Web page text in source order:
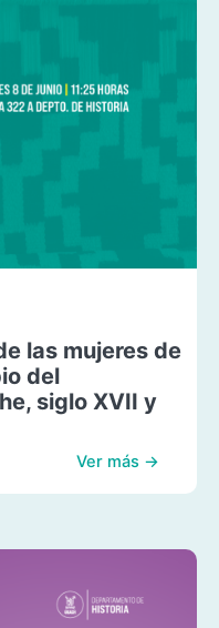
las mujeres de
del
siglo XVII y
Ver más →